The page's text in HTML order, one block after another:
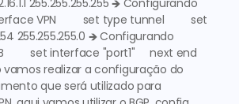
255.255.255.255 🡺 Configurando
VPN set type tunnel         set
255.255.255.0 🡺 Configurando
set interface "port1"     next end
realizar a configuração do
que será utilizado para